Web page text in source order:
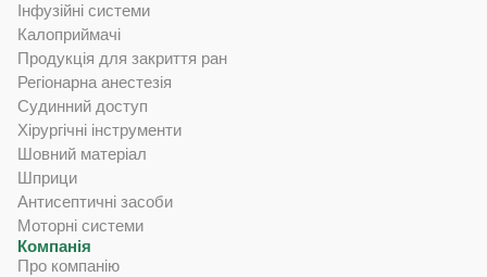
Інфузійні системи
Калоприймачі
Продукція для закриття ран
Регіонарна анестезія
Судинний доступ
Хірургічні інструменти
Шовний матеріал
Шприци
Антисептичні засоби
Моторні системи
Компанія
Про компанію